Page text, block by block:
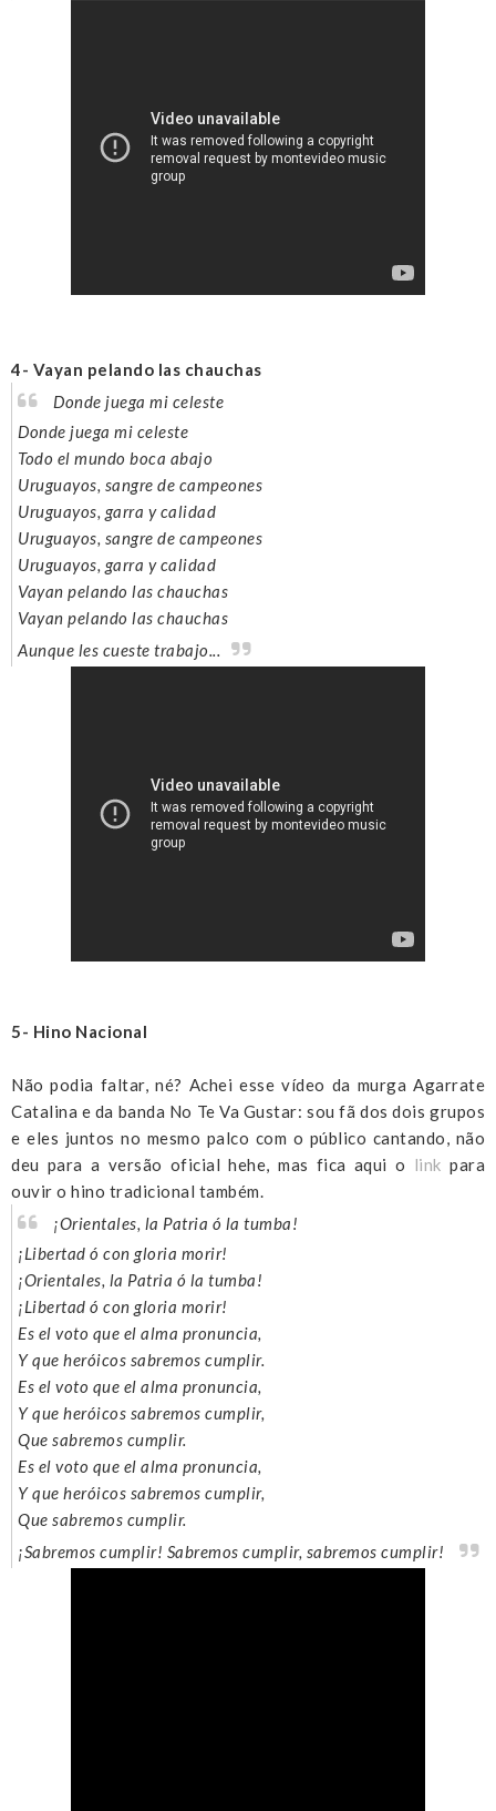
4- Vayan pelando las chauchas
Donde juega mi celeste
Donde juega mi celeste
Todo el mundo boca abajo
Uruguayos, sangre de campeones
Uruguayos, garra y calidad
Uruguayos, sangre de campeones
Uruguayos, garra y calidad
Vayan pelando las chauchas
Vayan pelando las chauchas
Aunque les cueste trabajo...
5- Hino Nacional
Não podia faltar, né? Achei esse vídeo da murga Agarrate
Catalina e da banda No Te Va Gustar: sou fã dos dois grupos
e eles juntos no mesmo palco com o público cantando, não
deu para a versão oficial hehe, mas fica aqui o link para
ouvir o hino tradicional também.
¡Orientales, la Patria ó la tumba!
¡Libertad ó con gloria morir!
¡Orientales, la Patria ó la tumba!
¡Libertad ó con gloria morir!
Es el voto que el alma pronuncia,
Y que heróicos sabremos cumplir.
Es el voto que el alma pronuncia,
Y que heróicos sabremos cumplir,
Que sabremos cumplir.
Es el voto que el alma pronuncia,
Y que heróicos sabremos cumplir,
Que sabremos cumplir.
¡Sabremos cumplir! Sabremos cumplir, sabremos cumplir!